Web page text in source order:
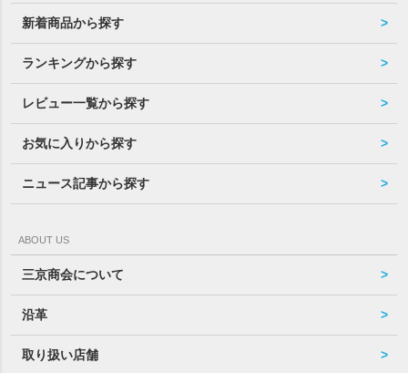
新着商品から探す
ランキングから探す
レビュー一覧から探す
お気に入りから探す
ニュース記事から探す
ABOUT US
三京商会について
沿革
取り扱い店舗